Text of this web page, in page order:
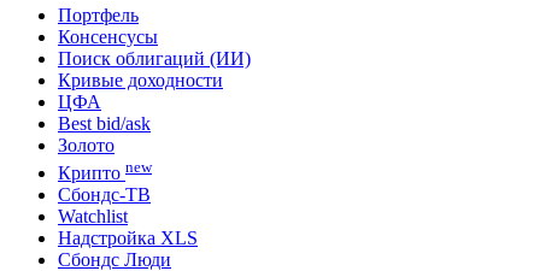
Портфель
Консенсусы
Поиск облигаций (ИИ)
Кривые доходности
ЦФА
Best bid/ask
Золото
Крипто new
Сбондс-ТВ
Watchlist
Надстройка XLS
Сбондс Люди